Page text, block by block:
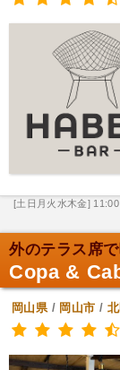
[土日月火水木金]
外のテラス席
Copa &
岡山県/ 岡山市 /